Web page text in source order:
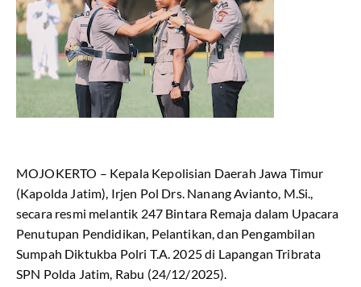
MOJOKERTO – Kepala Kepolisian Daerah Jawa Timur
(Kapolda Jatim), Irjen Pol Drs. Nanang Avianto, M.Si.,
secara resmi melantik 247 Bintara Remaja dalam Upacara
Penutupan Pendidikan, Pelantikan, dan Pengambilan
Sumpah Diktukba Polri T.A. 2025 di Lapangan Tribrata
SPN Polda Jatim, Rabu (24/12/2025).